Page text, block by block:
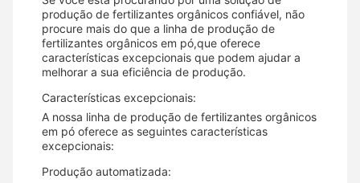
produção de fertilizantes orgânicos confiável, não
procure mais do que a linha de produção de
fertilizantes orgânicos em pó,que oferece
características excepcionais que podem ajudar a
melhorar a sua eficiência de produção.
Características excepcionais:
A nossa linha de produção de fertilizantes orgânicos
em pó oferece as seguintes características
excepcionais:
Produção automatizada: